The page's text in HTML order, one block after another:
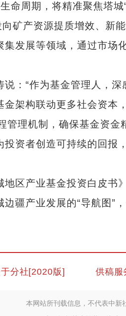
命周期，将精准聚焦塔
矿产资源提质增效、新
发展等领域，通过市场
“作为基金管理人，深
架构联动更多社会资本
管理机制，确保基金资
资者创造可持续的回报
产业基金投资白皮书
疆产业发展的“导航图”
分社[2020版] 供稿服
本网站所刊载信息，不代表中新